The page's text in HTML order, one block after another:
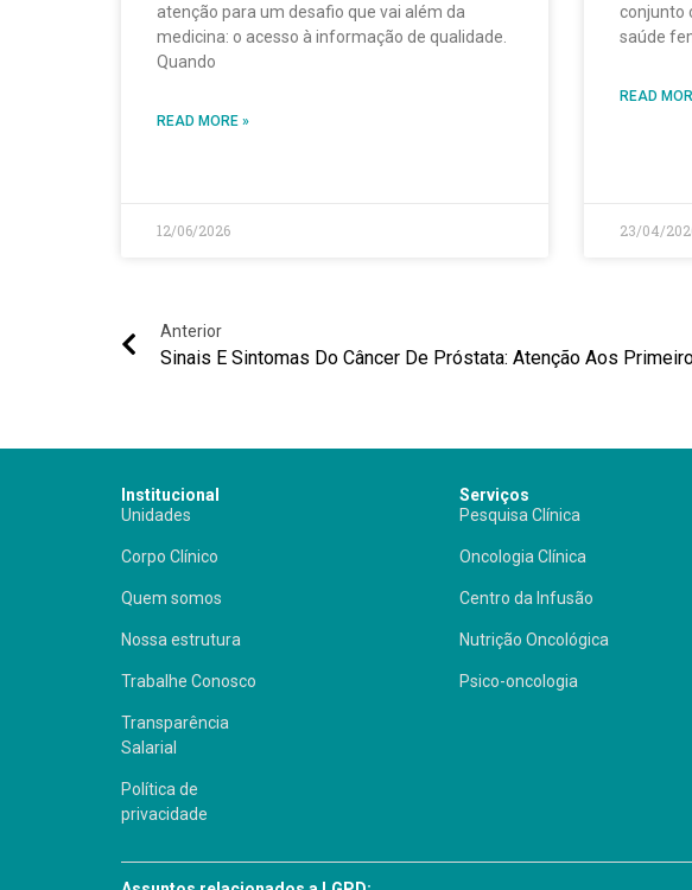
atenção para um desafio que vai além da
medicina: o acesso à informação de qualidade.
Quando
READ MORE »
12/06/2026
conjunto
saúde
READ
23/04/
Anterior
Institucional
Unidades
Corpo Clínico
Quem somos
Nossa estrutura
Trabalhe Conosco
Transparência
Salarial
Política de
privacidade
Serviços
Pesquisa Clínica
Oncologia Clínica
Centro da Infusão
Nutrição Oncológica
Psico-oncologia